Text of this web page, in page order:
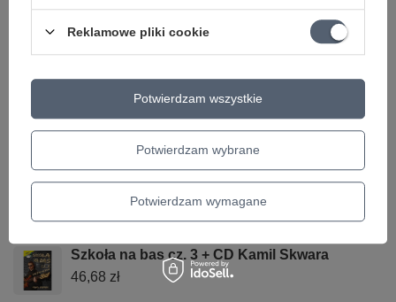
Korbka do strun DP0002 z obcinarką
D'Addario Pro-Winder
Cena regularna:58,00 zł -3%
OKAZJA
D'Addario PW-VG-01 VARIGRIP Urządzenie do
ćwiczenia palców
73,53 zł
Cena regularna:75,80 zł -3%
Szkoła na bas cz. 3 + CD Kamil Skwara
46,68 zł
Reklamowe pliki cookie
Potwierdzam wybrane
Potwierdzam wymagane
Potwierdzam wszystkie